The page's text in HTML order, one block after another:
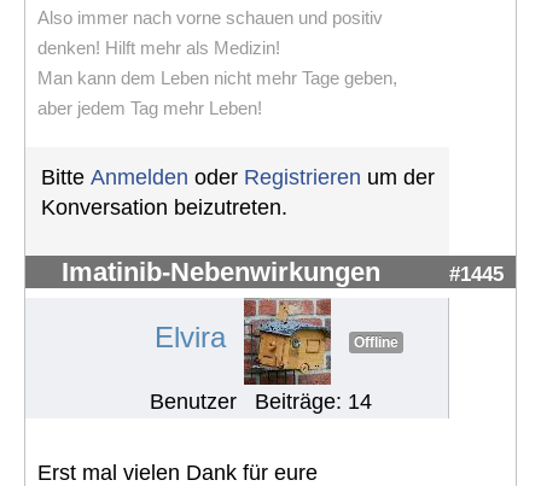
Also immer nach vorne schauen und positiv
denken! Hilft mehr als Medizin!
Man kann dem Leben nicht mehr Tage geben,
aber jedem Tag mehr Leben!
Bitte Anmelden oder Registrieren um der
Konversation beizutreten.
Imatinib-Nebenwirkungen #1445
Elvira Offline
Benutzer Beiträge: 14
Erst mal vielen Dank für eure